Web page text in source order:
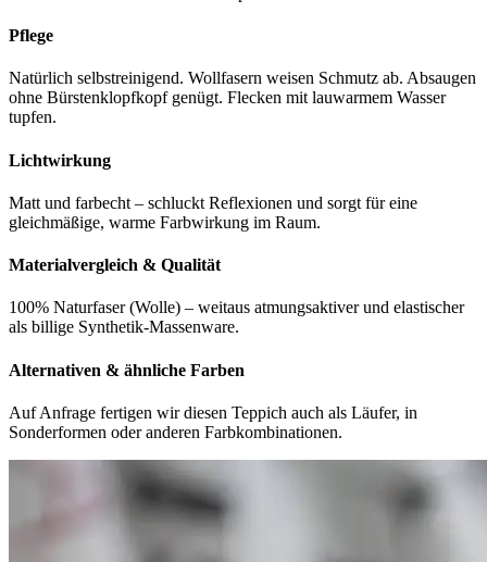
Pflege
Natürlich selbstreinigend. Wollfasern weisen Schmutz ab. Absaugen
ohne Bürstenklopfkopf genügt. Flecken mit lauwarmem Wasser
tupfen.
Lichtwirkung
Matt und farbecht – schluckt Reflexionen und sorgt für eine
gleichmäßige, warme Farbwirkung im Raum.
Materialvergleich & Qualität
100% Naturfaser (Wolle) – weitaus atmungsaktiver und elastischer
als billige Synthetik-Massenware.
Alternativen & ähnliche Farben
Auf Anfrage fertigen wir diesen Teppich auch als Läufer, in
Sonderformen oder anderen Farbkombinationen.